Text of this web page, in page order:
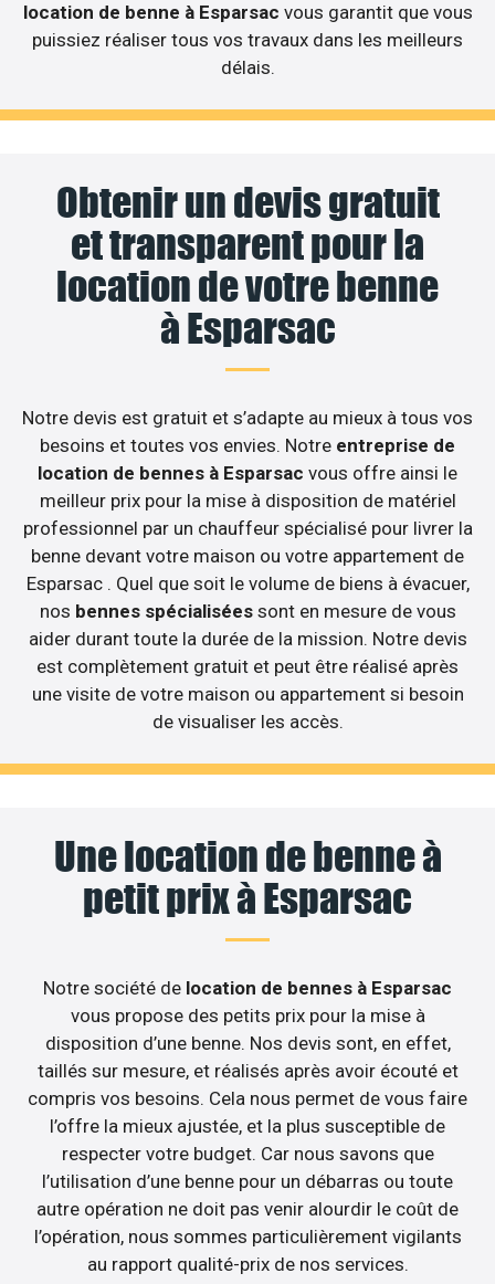
location de benne à Esparsac vous garantit que vous
puissiez réaliser tous vos travaux dans les meilleurs
délais.
Obtenir un devis gratuit
et transparent pour la
location de votre benne
à Esparsac
Notre devis est gratuit et s’adapte au mieux à tous vos
besoins et toutes vos envies. Notre entreprise de
location de bennes à Esparsac vous offre ainsi le
meilleur prix pour la mise à disposition de matériel
professionnel par un chauffeur spécialisé pour livrer la
benne devant votre maison ou votre appartement de
Esparsac . Quel que soit le volume de biens à évacuer,
nos bennes spécialiséessont en mesure de vous
aider durant toute la durée de la mission. Notre devis
est complètement gratuit et peut être réalisé après
une visite de votre maison ou appartement si besoin
de visualiser les accès.
Une location de benne à
petit prix à Esparsac
Notre société de location de bennes à Esparsac
vous propose des petits prix pour la mise à
disposition d’une benne. Nos devis sont, en effet,
taillés sur mesure, et réalisés après avoir écouté et
compris vos besoins. Cela nous permet de vous faire
l’offre la mieux ajustée, et la plus susceptible de
respecter votre budget. Car nous savons que
l’utilisation d’une benne pour un débarras ou toute
autre opération ne doit pas venir alourdir le coût de
l’opération, nous sommes particulièrement vigilants
au rapport qualité-prix de nos services.